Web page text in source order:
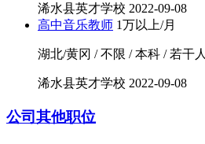
浠水县英才学校 2022-09-08
高中音乐教师 1万以上/月
湖北/黄冈 / 不限 / 本科 / 若干人
浠水县英才学校 2022-09-08
公司其他职位